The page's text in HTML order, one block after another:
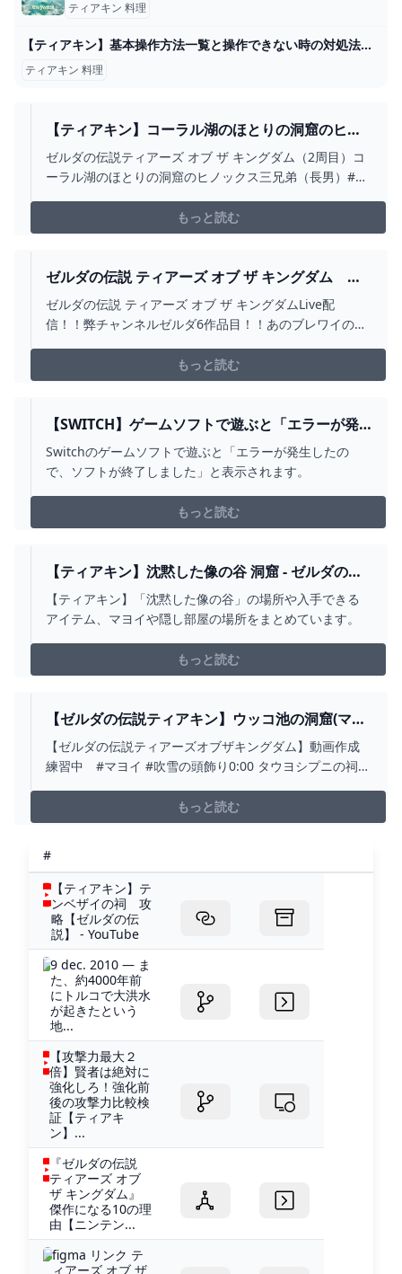
ティアキン 料理
【ティアキン】基本操作方法一覧と操作できない時の対処法【ゼルダの伝説ティアーズオブザキングダム】
ティアキン 料理
【ティアキン】コーラル湖のほとりの洞窟のヒノ
ックス三兄弟（長男） ゼルダの伝説ティアーズ
オブ ザ キングダム（2周目） #ゼルダの伝説 #テ
ゼルダの伝説ティアーズ オブ ザ キングダム（2周目）コ
ーラル湖のほとりの洞窟のヒノックス三兄弟（長男）#ゼ
#zeldatearsofthekingdomもっと読む
ゼルダの伝説 ティアーズ オブ ザ キングダム 第
20回 洞窟探索！！マヨイを集めて各地を巡
る！！ #ティアキン - YOUTUBE
ゼルダの伝説 ティアーズ オブ ザ キングダムLive配
信！！弊チャンネルゼルダ6作品目！！あのブレワイの続
回！！祠攻略などもしつつハイラル各地の洞窟を探索し
マヨイを集める！！☆配信における注意事項☆同じ内容
感を覚え...
もっと読む
【SWITCH】ゲームソフトで遊ぶと「エラーが発
生したので、ソフトが終了しました」と表示され
ます。
Switchのゲームソフトで遊ぶと「エラーが発生したの
で、ソフトが終了しました」と表示されます。
もっと読む
【ティアキン】沈黙した像の谷 洞窟 - ゼルダの伝
説 ティアーズオブザキングダム 攻略WIKI ティア
キン ： ヘイグ攻略まとめWIKI
【ティアキン】「沈黙した像の谷」の場所や入手できる
アイテム、マヨイや隠し部屋の場所をまとめています。
もっと読む
【ゼルダの伝説ティアキン】ウッコ池の洞窟(マヨ
イ＋吹雪の頭飾り） - YOUTUBE
【ゼルダの伝説ティアーズオブザキングダム】動画作成
練習中 #マヨイ #吹雪の頭飾り0:00 タウヨシプニの祠か
もっと読む
#
【ティアキン】テ
ンベザイの祠 攻
略【ゼルダの伝
説】 - YouTube
9 dec. 2010 — ま
た、約4000年前
にトルコで大洪水
が起きたという
地...
【攻撃力最大２
倍】賢者は絶対に
強化しろ！強化前
後の攻撃力比較検
証【ティアキ
ン】...
『ゼルダの伝説
ティアーズ オブ
ザ キングダム』
傑作になる10の理
由【ニンテン...
figma リンク テ
ィアーズ オブ ザ